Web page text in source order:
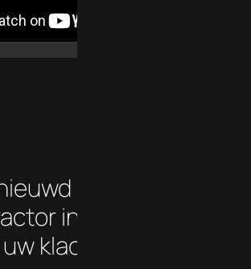
hoe onze
in de buurt van
klachten aanpakt?